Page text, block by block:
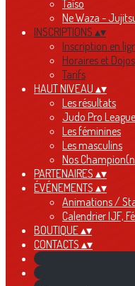
Taïso
Ne Waza -
INSCRIPTIONS ▴▾
Inscription en
Horaires et Dojos
Tarifs
HAUT NIVEAU ▴▾
Les résultats
Judo Pro League
Les féminines
Les masculins
Nos
PARTENAIRES ▴▾
ÉVÉNEMENTS ▴▾
Animations /
Calendrier IJF,
BOUTIQUE▴▾
CONTACTS ▴▾